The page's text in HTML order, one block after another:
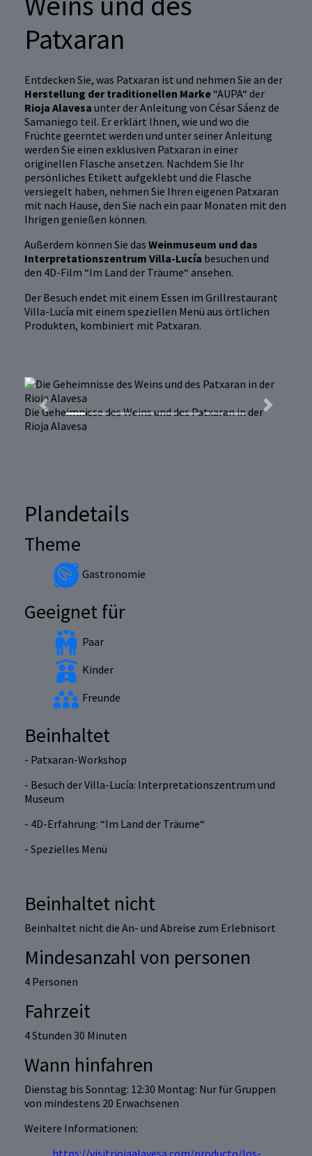
Patxaran
Entdecken Sie, was Patxaran ist und nehmen Sie an der
Herstellung der traditionellen Marke“AUPA“ der
Rioja Alavesa unter der Anleitung von César Sáenz de
Samaniego teil. Er erklärt Ihnen, wie und wo die
Früchte geerntet werden und unter seiner Anleitung
werden Sie einen exklusiven Patxaran in einer
originellen Flasche ansetzen. Nachdem Sie Ihr
persönliches Etikett aufgeklebt und die Flasche
versiegelt haben, nehmen Sie Ihren eigenen Patxaran
mit nach Hause, den Sie nach ein paar Monaten mit den
Ihrigen genießen können.
Außerdem können Sie dasWeinmuseum und das
Interpretationszentrum Villa-Lucía besuchen und
den 4D-Film “Im Land der Träume“ ansehen.
Der Besuch endet mit einem Essen im Grillrestaurant
Villa-Lucía mit einem speziellen Menü aus örtlichen
Produkten, kombiniert mit Patxaran.
Die Geheimnisse des Weins und des Patxaran in der
Rioja Alavesa
Previous Next
Plandetails
Theme
Gastronomie
Geeignet für
Paar
Kinder
Freunde
Beinhaltet
- Patxaran-Workshop
- Besuch der Villa-Lucía: Interpretationszentrum und
Museum
- 4D-Erfahrung: “Im Land der Träume“
- Spezielles Menü
Beinhaltet nicht
Beinhaltet nicht die An- und Abreise zum Erlebnisort
Mindesanzahl von personen
4 Personen
Fahrzeit
4 Stunden 30 Minuten
Wann hinfahren
Dienstag bis Sonntag: 12:30 Montag: Nur für Gruppen
von mindestens 20 Erwachsenen
Weitere Informationen: